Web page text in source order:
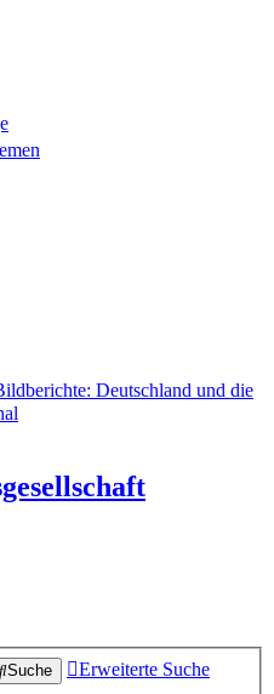
Deutschland und die
Suche
Erweiterte Suche